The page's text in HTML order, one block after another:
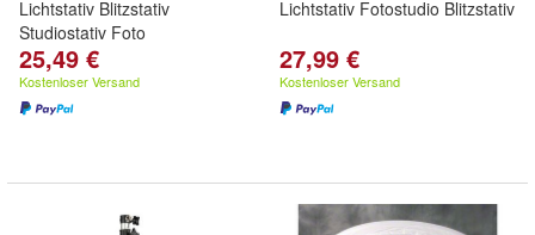
Lichtstativ Blitzstativ
Studiostativ Foto
25,49 €
Kostenloser Versand
Lichtstativ Fotostudio Blitzstativ
27,99 €
Kostenloser Versand